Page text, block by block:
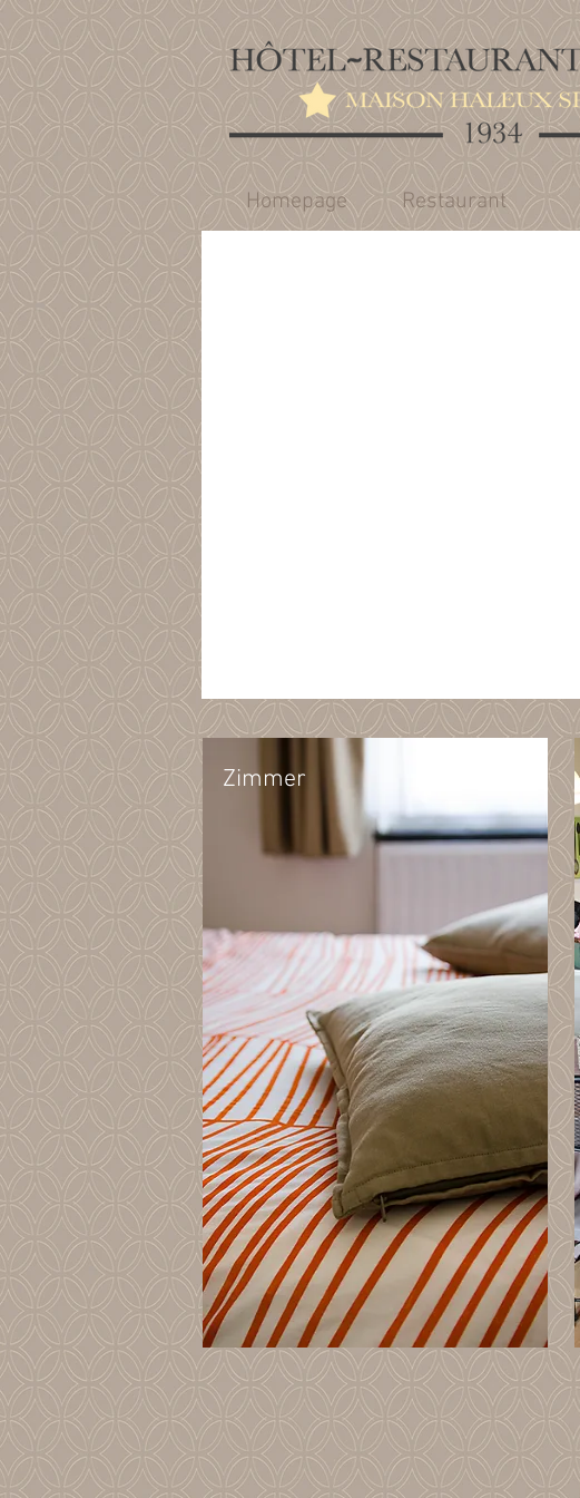
Restaurant
Homepage
Zimmer